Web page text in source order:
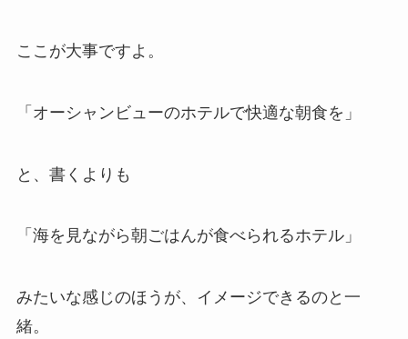
ここが大事ですよ。
「オーシャンビューのホテルで快適な朝食を」
と、書くよりも
「海を見ながら朝ごはんが食べられるホテル」
みたいな感じのほうが、イメージできるのと一
緒。